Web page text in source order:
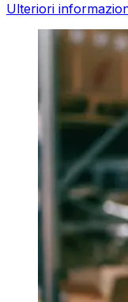
Ulteriori